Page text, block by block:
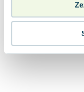
Anna Prus (oprac.)
Nela Mała
Agnieszka Maciąg